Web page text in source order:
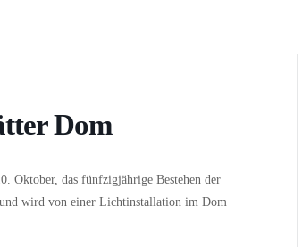
Dom
Oktober, das fünfzigjährige Bestehen der
wird von einer Lichtinstallation im Dom